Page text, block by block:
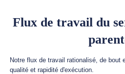
Flux de travail du
Notre flux de travail rationalisé, de bout
qualité et rapidité d'exécution.